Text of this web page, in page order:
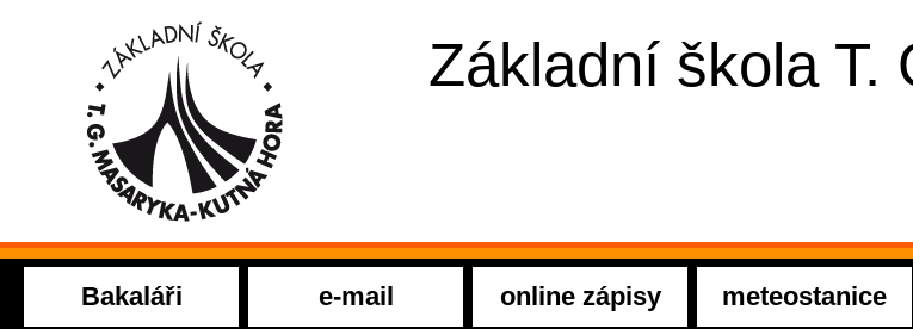
Základní škola T.
Bakaláři e-mail online zápisy meteostanice